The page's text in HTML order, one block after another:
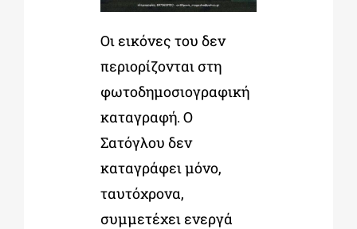
Οι εικόνες του δεν
περιορίζονται στη
φωτοδηµοσιογραφική
καταγραφή. Ο
Σατόγλου δεν
καταγράφει µόνο,
ταυτόχρονα,
συµµετέχει ενεργά